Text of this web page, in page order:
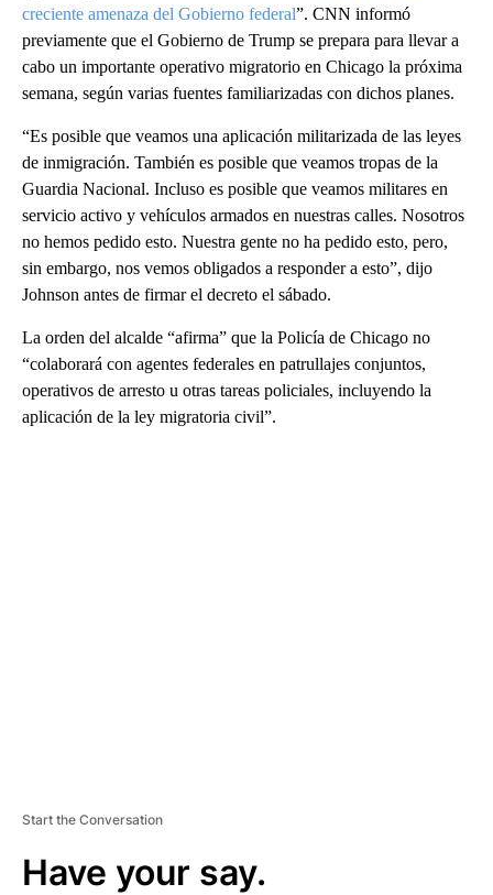
creciente amenaza del Gobierno federal”. CNN informó
previamente que el Gobierno de Trump se prepara para llevar a
cabo un importante operativo migratorio en Chicago la próxima
semana, según varias fuentes familiarizadas con dichos planes.
“Es posible que veamos una aplicación militarizada de las leyes
de inmigración. También es posible que veamos tropas de la
Guardia Nacional. Incluso es posible que veamos militares en
servicio activo y vehículos armados en nuestras calles. Nosotros
no hemos pedido esto. Nuestra gente no ha pedido esto, pero,
sin embargo, nos vemos obligados a responder a esto”, dijo
Johnson antes de firmar el decreto el sábado.
La orden del alcalde “afirma” que la Policía de Chicago no
“colaborará con agentes federales en patrullajes conjuntos,
operativos de arresto u otras tareas policiales, incluyendo la
aplicación de la ley migratoria civil”.
Start the Conversation
Have your say.